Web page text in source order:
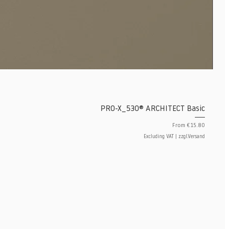
PRO-X_530® ARCHITECT Basic
From €15.80
Sale Price
Excluding VAT zzgl.Versand